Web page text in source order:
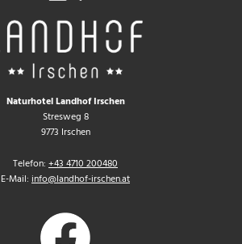
Naturhotel Landhof Irschen
Stresweg 8
9773 Irschen
Telefon: +43 4710 200480
E-Mail: info@landhof-irschen.at